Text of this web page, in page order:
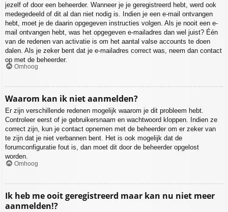
jezelf of door een beheerder. Wanneer je je geregistreerd hebt, werd ook
medegedeeld of dit al dan niet nodig is. Indien je een e-mail ontvangen
hebt, moet je de daarin opgegeven instructies volgen. Als je nooit een e-
mail ontvangen hebt, was het opgegeven e-mailadres dan wel juist? Één
van de redenen van activatie is om het aantal valse accounts te doen
dalen. Als je zeker bent dat je e-mailadres correct was, neem dan contact
op met de beheerder.
Omhoog
Waarom kan ik niet aanmelden?
Er zijn verschillende redenen mogelijk waarom je dit probleem hebt.
Controleer eerst of je gebruikersnaam en wachtwoord kloppen. Indien ze
correct zijn, kun je contact opnemen met de beheerder om er zeker van
te zijn dat je niet verbannen bent. Het is ook mogelijk dat de
forumconfiguratie fout is, dan moet dit door de beheerder opgelost
worden.
Omhoog
Ik heb me ooit geregistreerd maar kan nu niet meer
aanmelden!?